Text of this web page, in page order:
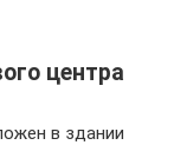
центра
в здании